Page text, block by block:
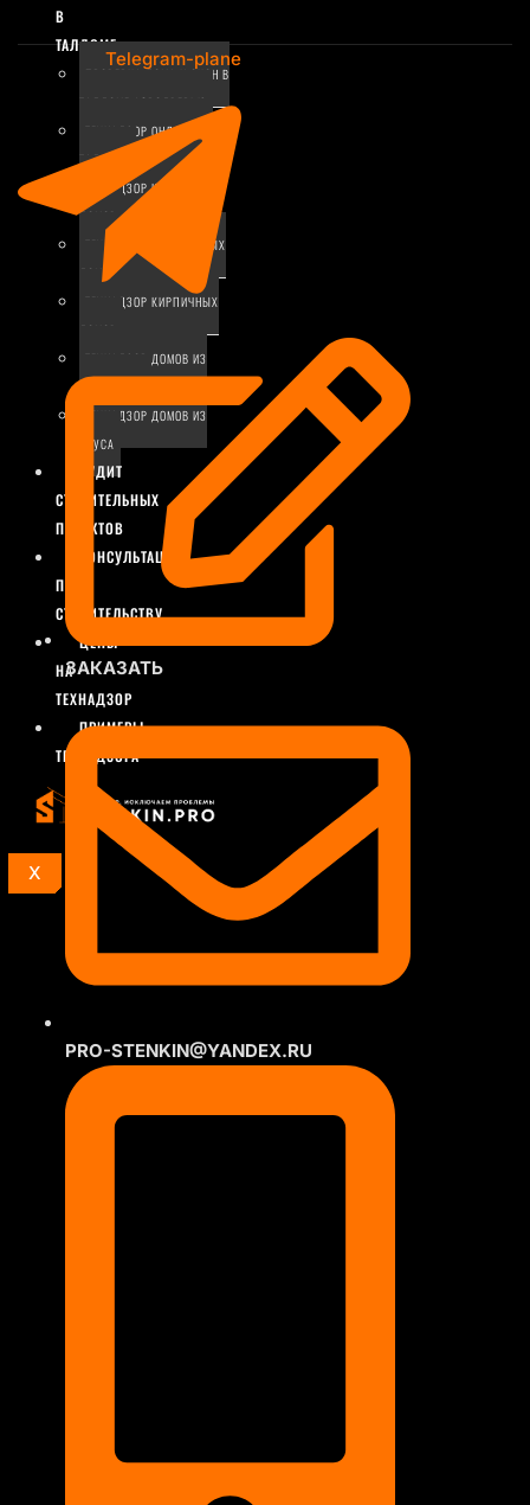
В
ТАЛДОМЕ
ПРОВЕРКА ДОМА И ОКОН В
ТАЛДОМЕ АЭРОДВЕРЬЮ
ТЕХНАДЗОР ОНЛАЙН В
ТАЛДОМЕ
ТЕХНАДЗОР КАРКАСНЫХ
ДОМОВ
ТЕХНАДЗОР МОНОЛИТНЫХ
ДОМОВ
ТЕХНАДЗОР КИРПИЧНЫХ
ДОМОВ
ТЕХНАДЗОР ДОМОВ ИЗ
ТЕХНАДЗОР ДОМОВ ИЗ
БРУСА
АУДИТ
СТРОИТЕЛЬНЫХ
ПРОЕКТОВ
КОНСУЛЬТАЦИИ
ПО
СТРОИТЕЛЬСТВУ
ЦЕНЫ
НА
ТЕХНАДЗОР
ПРИМЕРЫ
ТЕХНАДЗОРА
X
Telegram-plane
ЗАКАЗАТЬ
PRO-STENKIN@YANDEX.RU